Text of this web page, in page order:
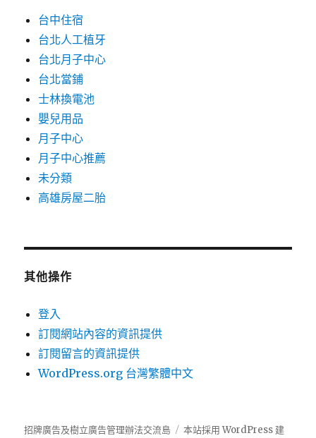
台中住宿
台北人工植牙
台北月子中心
台北當鋪
士林換電池
嬰兒用品
月子中心
月子中心推薦
未分類
高雄房屋二胎
其他操作
登入
訂閱網站內容的資訊提供
訂閱留言的資訊提供
WordPress.org 台灣繁體中文
招牌廣告及樹立廣告管理辦法交流島 本站採用 WordPress 建